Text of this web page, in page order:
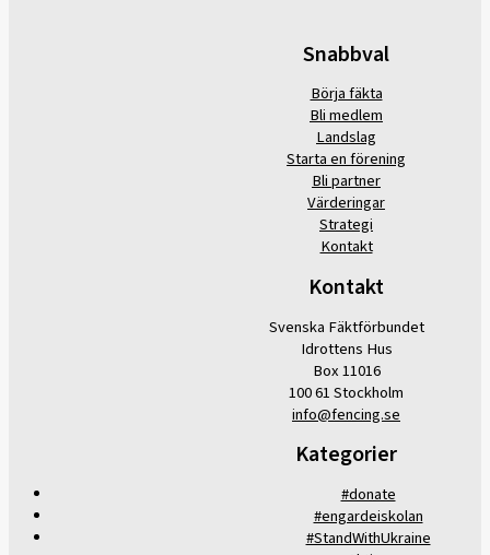
Snabbval
Börja fäkta
Bli medlem
Landslag
Starta en förening
Bli partner
Värderingar
Strategi
Kontakt
Kontakt
Svenska Fäktförbundet
Idrottens Hus
Box 11016
100 61 Stockholm
info@fencing.se
Kategorier
#donate
#engardeiskolan
#StandWithUkraine